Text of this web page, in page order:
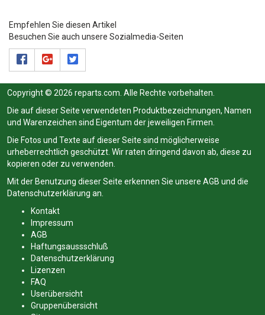
Empfehlen Sie diesen Artikel
Besuchen Sie auch unsere Sozialmedia-Seiten
Copyright © 2026 reparts.com. Alle Rechte vorbehalten.
Die auf dieser Seite verwendeten Produktbezeichnungen, Namen
und Warenzeichen sind Eigentum der jeweiligen Firmen.
Die Fotos und Texte auf dieser Seite sind möglicherweise
urheberrechtlich geschützt. Wir raten dringend davon ab, diese zu
kopieren oder zu verwenden.
Mit der Benutzung dieser Seite erkennen Sie unsere AGB und die
Datenschutzerklärung an.
Kontakt
Impressum
AGB
Haftungsaussschluß
Datenschutzerklärung
Lizenzen
FAQ
Userübersicht
Gruppenübersicht